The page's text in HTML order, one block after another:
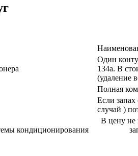
Один
134a. В
(удаление
Полная
Если
случай )
кондиционирования
В цену не